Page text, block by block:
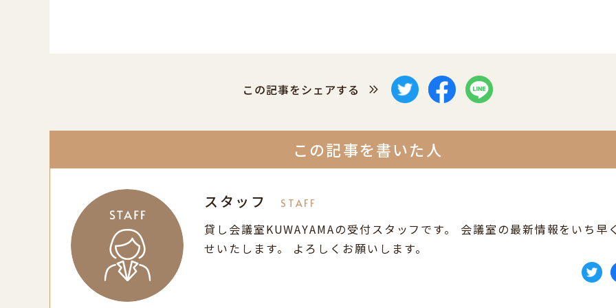
この記事をシェアする
この記事を書いた人
スタッフ STAFF
貸し会議室KUWAYAMAの受付スタッフです。 会議室の最新情報をいち早
せいたします。 よろしくお願いします。